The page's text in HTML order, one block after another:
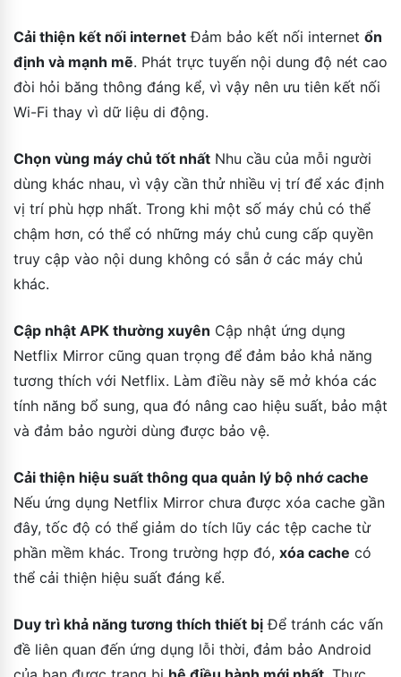
Cải thiện kết nối internet Đảm bảo kết nối internet ổn
định và mạnh mẽ. Phát trực tuyến nội dung độ nét cao
đòi hỏi băng thông đáng kể, vì vậy nên ưu tiên kết nối
Wi-Fi thay vì dữ liệu di động.
Chọn vùng máy chủ tốt nhất Nhu cầu của mỗi người
dùng khác nhau, vì vậy cần thử nhiều vị trí để xác định
vị trí phù hợp nhất. Trong khi một số máy chủ có thể
chậm hơn, có thể có những máy chủ cung cấp quyền
truy cập vào nội dung không có sẵn ở các máy chủ
khác.
Cập nhật APK thường xuyên Cập nhật ứng dụng
Netflix Mirror cũng quan trọng để đảm bảo khả năng
tương thích với Netflix. Làm điều này sẽ mở khóa các
tính năng bổ sung, qua đó nâng cao hiệu suất, bảo mật
và đảm bảo người dùng được bảo vệ.
Cải thiện hiệu suất thông qua quản lý bộ nhớ cache
Nếu ứng dụng Netflix Mirror chưa được xóa cache gần
đây, tốc độ có thể giảm do tích lũy các tệp cache từ
phần mềm khác. Trong trường hợp đó, xóa cache có
thể cải thiện hiệu suất đáng kể.
Duy trì khả năng tương thích thiết bị Để tránh các vấn
đề liên quan đến ứng dụng lỗi thời, đảm bảo Android